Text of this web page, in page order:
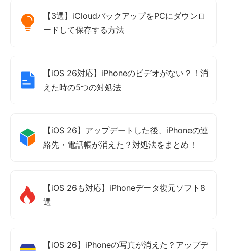
【3選】iCloudバックアップをPCにダウンロ
ードして保存する方法
【iOS 26対応】iPhoneのビデオがない？！消
えた時の5つの対処法
【iOS 26】アップデートした後、iPhoneの連
絡先・電話帳が消えた？対処法をまとめ！
【iOS 26も対応】iPhoneデータ復元ソフト8
選
【iOS 26】iPhoneの写真が消えた？アップデ